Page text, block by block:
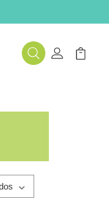
BuscarMi Cuenta
Mi